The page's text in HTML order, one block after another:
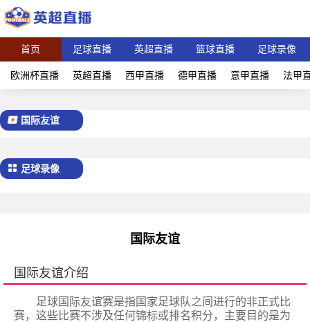
首页 足球直播 英超直播 篮球直播 足球录像
欧洲杯直播 英超直播 西甲直播 德甲直播 意甲直播 法甲
国际友谊
足球录像
国际友谊
国际友谊介绍
足球国际友谊赛是指国家足球队之间进行的非正式比
赛，这些比赛不涉及任何锦标或排名积分，主要目的是为